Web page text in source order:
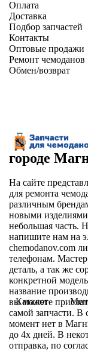
Каталог
Оплата
Доставка
Подбор запчастей
Контакты
Оптовые продажи
Ремонт чемоданов
Обмен/возврат
Магазин
городе
На сайте
для ремонта
различным
новыми
небольшая часть.
напишите нам на
chemodanov.com
телефонам.
деталь, а так же
конкретной
название
вы можете
самой запчасти. В
момент нет в
до 4х дней. В
отправка, по